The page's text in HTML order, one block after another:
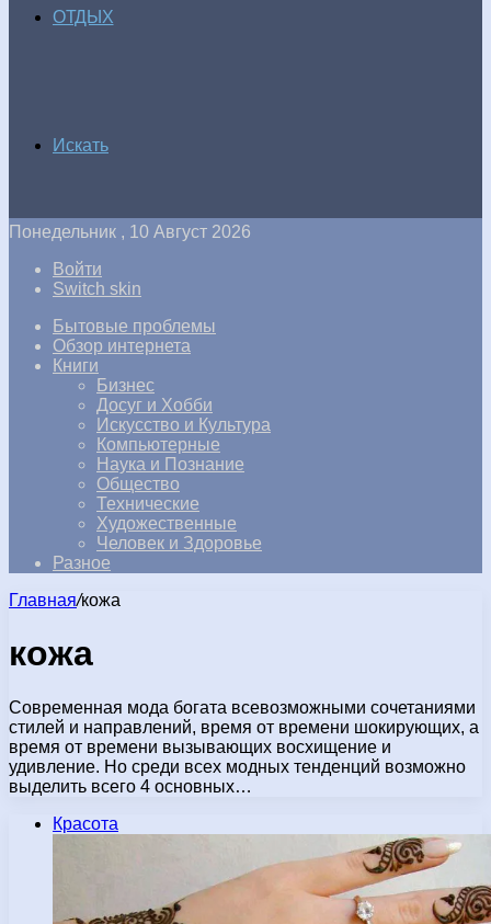
ОТДЫХ
Искать
Понедельник , 10 Август 2026
Войти
Switch skin
Бытовые проблемы
Обзор интернета
Книги
Бизнес
Досуг и Хобби
Искусство и Культура
Компьютерные
Наука и Познание
Общество
Технические
Художественные
Человек и Здоровье
Разное
Главная/кожа
кожа
Современная мода богата всевозможными сочетаниями
стилей и направлений, время от времени шокирующих, а
время от времени вызывающих восхищение и
удивление. Но среди всех модных тенденций возможно
выделить всего 4 основных…
Красота